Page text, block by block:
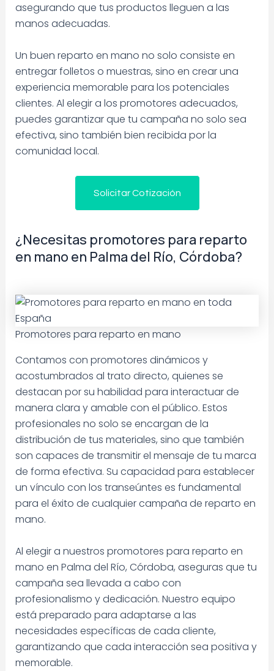
asegurando que tus productos lleguen a las
manos adecuadas.
Un buen reparto en mano no solo consiste en
entregar folletos o muestras, sino en crear una
experiencia memorable para los potenciales
clientes. Al elegir a los promotores adecuados,
puedes garantizar que tu campaña no solo sea
efectiva, sino también bien recibida por la
comunidad local.
Solicitar Cotización
¿Necesitas promotores para reparto
en mano en Palma del Río, Córdoba?
Promotores para reparto en mano
Contamos con promotores dinámicos y
acostumbrados al trato directo, quienes se
destacan por su habilidad para interactuar de
manera clara y amable con el público. Estos
profesionales no solo se encargan de la
distribución de tus materiales, sino que también
son capaces de transmitir el mensaje de tu marca
de forma efectiva. Su capacidad para establecer
un vínculo con los transeúntes es fundamental
para el éxito de cualquier campaña de reparto en
mano.
Al elegir a nuestros promotores para reparto en
mano en Palma del Río, Córdoba, aseguras que tu
campaña sea llevada a cabo con
profesionalismo y dedicación. Nuestro equipo
está preparado para adaptarse a las
necesidades específicas de cada cliente,
garantizando que cada interacción sea positiva y
memorable.